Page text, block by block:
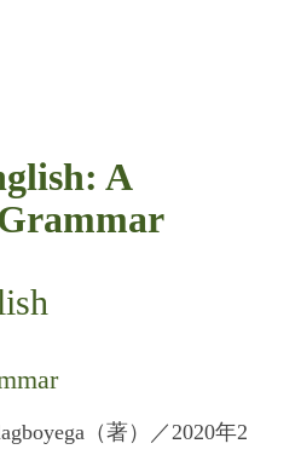
A
（著）／2020年2